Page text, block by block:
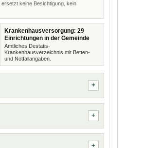
keine Besichtigung, kein
Krankenhausversorgung: 29
Einrichtungen in der Gemeinde
Amtliches Destatis-
Krankenhausverzeichnis mit Betten-
und Notfallangaben.